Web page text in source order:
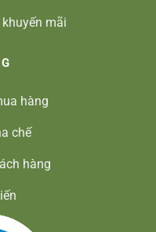
mãi
hàng
chế
hàng